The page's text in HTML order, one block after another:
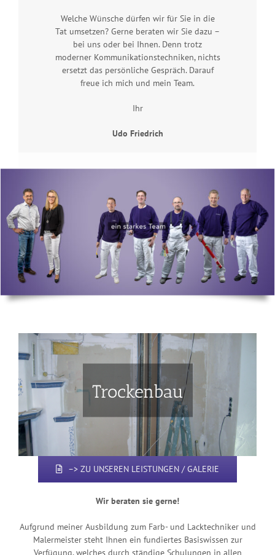
Welche Wünsche dürfen wir für Sie in die
Tat umsetzen? Gerne beraten wir Sie dazu –
bei uns oder bei Ihnen. Denn trotz
moderner Kommunikationstechniken, nichts
ersetzt das persönliche Gespräch. Darauf
freue ich mich und mein Team.
Ihr
Udo Friedrich
–> ZU UNSEREN LEISTUNGEN / GALERIE
Wir beraten sie gerne!
Aufgrund meiner Ausbildung zum Farb- und Lacktechniker und
Malermeister steht Ihnen ein fundiertes Basiswissen zur
Verfügung, welches durch ständige Schulungen in allen